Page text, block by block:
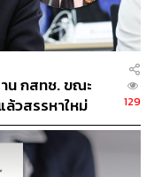
ธนาคารแห่งประเทศไทย
บ-ชำระเงินทุก
นึ่งที่ถูกพัฒนามา
าและเก็บข้อมูลได้
บ เช่น ใช้เป็นช่อง
ลเว็บไซต์ต่างๆ เพียง
น กสทช. ขณะ
วสรรหาใหม่
129